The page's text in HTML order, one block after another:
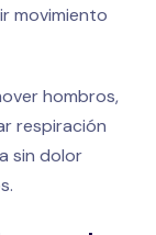
movimiento
hombros,
respiración
sin dolor